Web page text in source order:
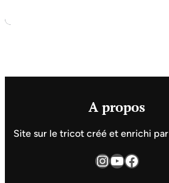
A propos
Site sur le tricot créé et enrichi par
InstagramYouTube Facebook